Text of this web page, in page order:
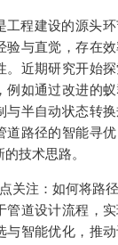
工程建设的源头
验与直觉，存在
。近期研究开始
例如通过改进的
与半自动状态转
道路径的智能寻
技术思路。
点关注：如何将路
管道设计流程，
与智能优化，推